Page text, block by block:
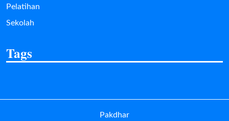
Pelatihan
Sekolah
Tags
Pakdhar